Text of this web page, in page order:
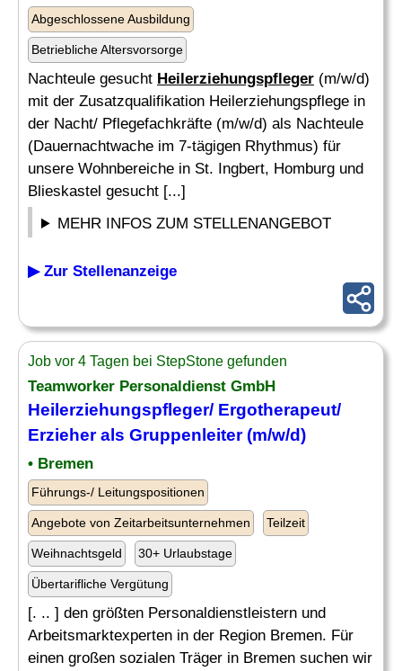
Abgeschlossene Ausbildung
Betriebliche Altersvorsorge
Nachteule gesucht Heilerziehungspfleger (m/w/d)
mit der Zusatzqualifikation Heilerziehungspflege in
der Nacht/ Pflegefachkräfte (m/w/d) als Nachteule
(Dauernachtwache im 7-tägigen Rhythmus) für
unsere Wohnbereiche in St. Ingbert, Homburg und
Blieskastel gesucht [...]
MEHR INFOS ZUM STELLENANGEBOT
▶ Zur Stellenanzeige
Job vor 4 Tagen bei StepStone gefunden
Teamworker Personaldienst GmbH
Heilerziehungspfleger/ Ergotherapeut/
Erzieher als Gruppenleiter (m/w/d)
• Bremen
Führungs-/ Leitungspositionen
Angebote von Zeitarbeitsunternehmen Teilzeit
Weihnachtsgeld 30+ Urlaubstage
Übertarifliche Vergütung
[. .. ] den größten Personaldienstleistern und
Arbeitsmarktexperten in der Region Bremen. Für
einen großen sozialen Träger in Bremen suchen wir